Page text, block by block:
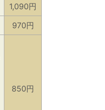
1,090円
970円
850円